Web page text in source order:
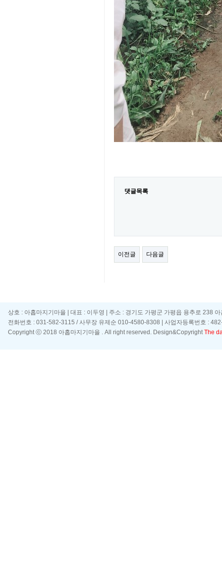
댓글목록
이전글 다음글
상호 : 아홉마지기마을 | 대표 : 이두영 | 주소 : 경기도 가평군 가평읍 용추로 238
전화번호 : 031-582-3115 / 사무장 유제순 010-4580-8308 | 사업자등록번호 :
Copyright ⓒ 2018 아홉마지기마을 . All right reserved. Design&CopyrightThe